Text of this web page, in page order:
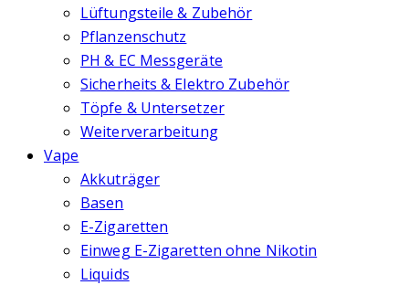
Lüftungsteile & Zubehör
Pflanzenschutz
PH & EC Messgeräte
Sicherheits & Elektro Zubehör
Töpfe & Untersetzer
Weiterverarbeitung
Vape
Akkuträger
Basen
E-Zigaretten
Einweg E-Zigaretten ohne Nikotin
Liquids